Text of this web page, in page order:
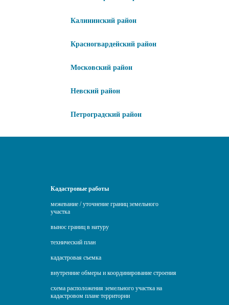
Калининский район
Красногвардейский район
Московский район
Невский район
Петроградский район
Кадастровые работы
межевание / уточнение границ земельного
участка
вынос границ в натуру
технический план
кадастровая съемка
внутренние обмеры и координирование строения
схема расположения земельного участка на
кадастровом плане территории